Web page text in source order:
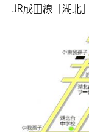
JR成田線「湖北